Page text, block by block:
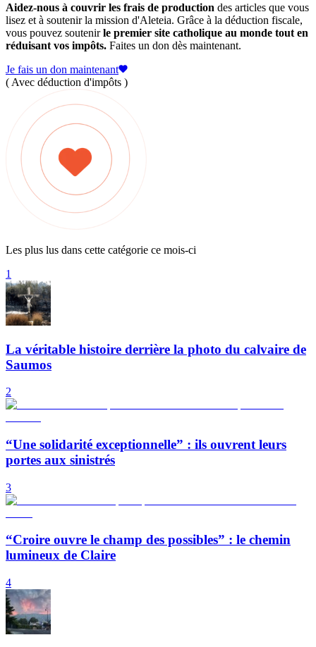
Aidez-nous à couvrir les frais de production des articles que vous
lisez et à soutenir la mission d'Aleteia. Grâce à la déduction fiscale,
vous pouvez soutenirle premier site catholique au monde tout en
réduisant vos impôts. Faites un don dès maintenant.
Je fais un don maintenant
( Avec déduction d'impôts )
Les plus lus dans cette catégorie ce mois-ci
1
La véritable histoire derrière la photo du calvaire de
Saumos
2
“Une solidarité exceptionnelle” : ils ouvrent leurs
portes aux sinistrés
3
“Croire ouvre le champ des possibles” : le chemin
lumineux de Claire
4